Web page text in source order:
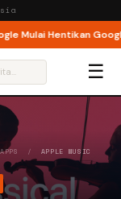
Mulai Hentikan
☰
APPS / APPLE MUSIC